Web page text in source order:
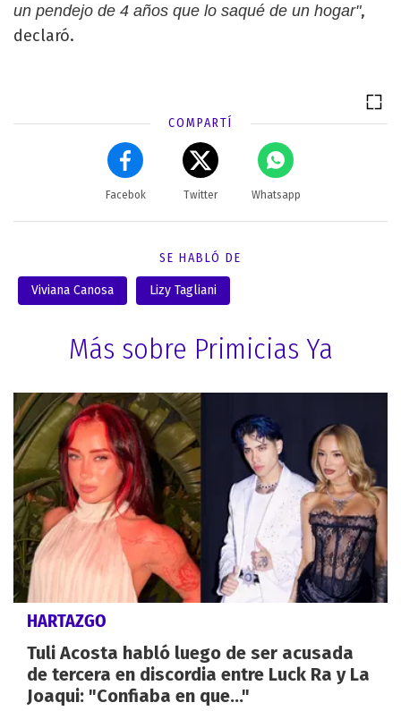
un pendejo de 4 años que lo saqué de un hogar",
declaró.
COMPARTÍ
Facebok Twitter Whatsapp
SE HABLÓ DE
Viviana Canosa Lizy Tagliani
Más sobre Primicias Ya
HARTAZGO
Tuli Acosta habló luego de ser acusada
de tercera en discordia entre Luck Ra y La
Joaqui: "Confiaba en que..."